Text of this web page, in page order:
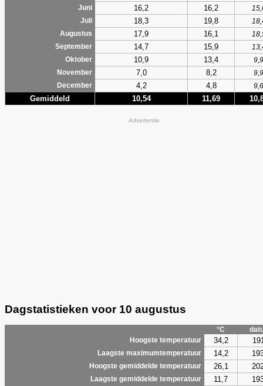
Juni
16,2 16,2
Juli
18,3 19,8
Augustus
17,9 16,1
September
14,7 15,9
Oktober
10,9 13,4
9,9
November
7,0 8,2
9,9
December
4,2 4,8 9,6
Gemiddeld 10,54 11,69
Advertentie
Dagstatistieken voor 10 augustus
°C
Hoogste temperatuur
34,2
Laagste maximumtemperatuur 14,2
Hoogste gemiddelde temperatuur 26,1
Laagste gemiddelde temperatuur 11,7